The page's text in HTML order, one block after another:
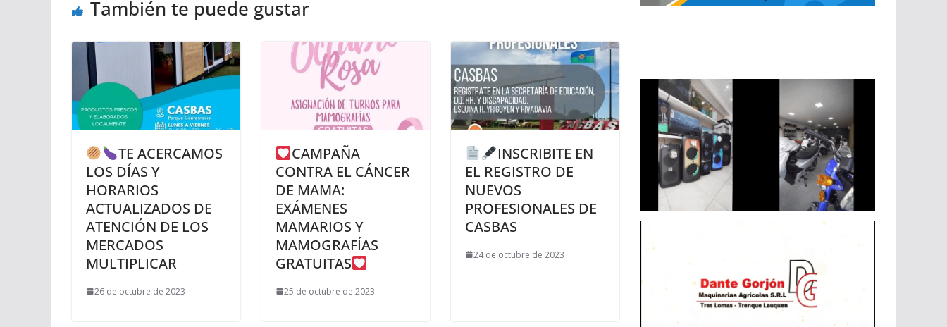
También te puede gustar
TE ACERCAMOS
LOS DÍAS Y
HORARIOS
ACTUALIZADOS DE
ATENCIÓN DE LOS
MERCADOS
MULTIPLICAR
26 de octubre de 2023
CAMPAÑA
CONTRA EL CÁNCER
DE MAMA:
EXÁMENES
MAMARIOS Y
MAMOGRAFÍAS
GRATUITAS
25 de octubre de 2023
INSCRIBITE EN
EL REGISTRO DE
NUEVOS
PROFESIONALES DE
CASBAS
24 de octubre de 2023